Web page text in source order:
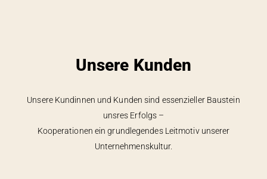
Unsere Kunden
Unsere Kundinnen und Kunden sind essenzieller Baustein
unsres Erfolgs –
Kooperationen ein grundlegendes Leitmotiv unserer
Unternehmenskultur.